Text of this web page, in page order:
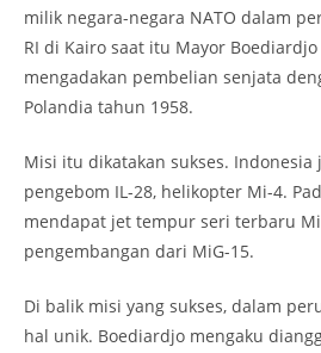
milik negara-negara NATO dalam
RI di Kairo saat itu Mayor
mengadakan pembelian senjata
Polandia tahun 1958.
Misi itu dikatakan sukses.
pengebom IL-28, helikopter Mi-4.
mendapat jet tempur seri terbaru
pengembangan dari MiG-15.
Di balik misi yang sukses, dalam
hal unik. Boediardjo mengaku